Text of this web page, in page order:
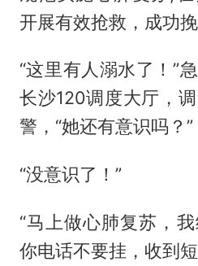
开展有效抢救，成功挽
“这里有人溺水了！”
长沙120调度大厅，
警，“她还有意识吗？”
“没意识了！”
“马上做心肺复苏，
你电话不要挂，收到